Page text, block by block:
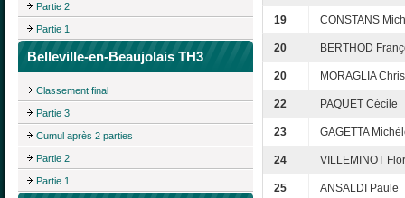
Partie 2
Partie 1
Belleville-en-Beaujolais TH3
Classement final
Partie 3
Cumul après 2 parties
Partie 2
Partie 1
19 CONSTANS
20 BERTHOD
20 MORAGLIA
22 PAQUET Cécile
23 GAGETTA
24 VILLEMINOT
25 ANSALDI Paule